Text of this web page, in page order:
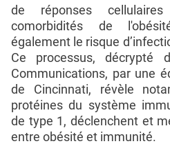
de réponses
comorbidités de
également le risque
Ce processus, décrypté
Communications, par une
de Cincinnati, révèle
protéines du système
de type 1, déclenchent et
entre obésité et immunité.